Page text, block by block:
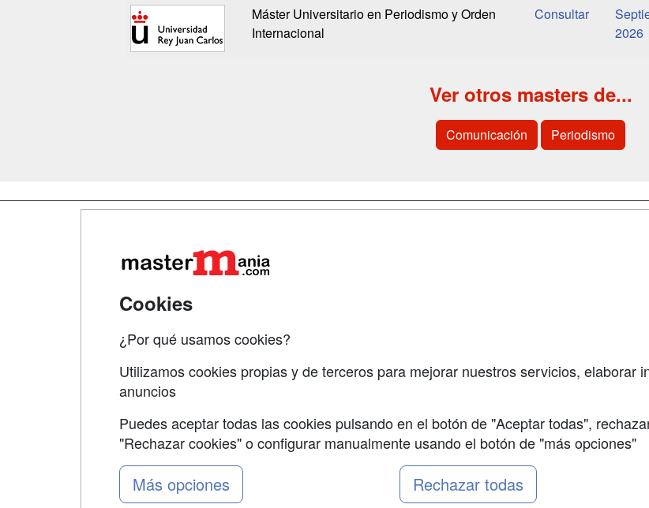
Máster Universitario en Periodismo y Orden
Internacional
2026
Ver otros masters de...
Comunicación Periodismo
Grupo formazion:
Cookies
¿Por qué usamos cookies?
Utilizamos cookies propias y de terceros para mejorar nuestros servicios, elaborar
anuncios
Puedes aceptar todas las cookies pulsando en el botón de "Aceptar todas",
"Rechazar cookies" o configurar manualmente usando el botón de "más opciones"
Más opciones Rechazar todas